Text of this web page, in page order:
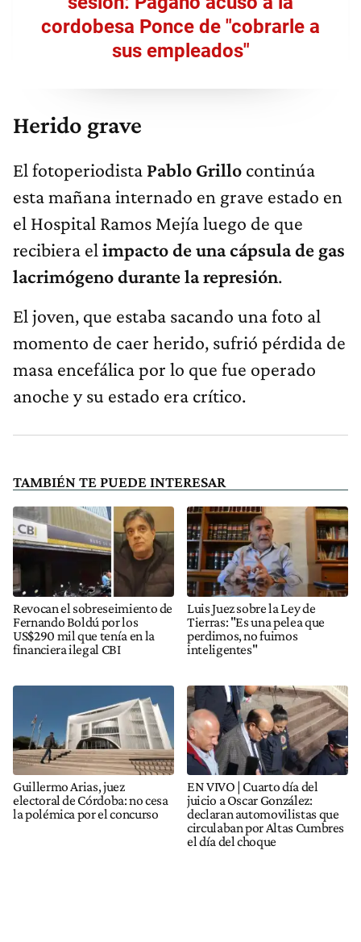
cordobesa Ponce de "cobrarle a
sus empleados"
Herido grave
El fotoperiodista Pablo Grillo continúa
esta mañana internado en grave estado en
el Hospital Ramos Mejía luego de que
recibiera el impacto de una cápsula de gas
lacrimógeno durante la represión.
El joven, que estaba sacando una foto al
momento de caer herido, sufrió pérdida de
masa encefálica por lo que fue operado
anoche y su estado era crítico.
TAMBIÉN TE PUEDE INTERESAR
Revocan el sobreseimiento de
Fernando Boldú por los
US$290 mil que tenía en la
financiera ilegal CBI
Luis Juez sobre la Ley de
Tierras: "Es una pelea que
perdimos, no fuimos
inteligentes"
Guillermo Arias, juez
electoral de Córdoba: no cesa
la polémica por el concurso
EN VIVO | Cuarto día del
juicio a Oscar González:
declaran automovilistas que
circulaban por Altas Cumbres
el día del choque